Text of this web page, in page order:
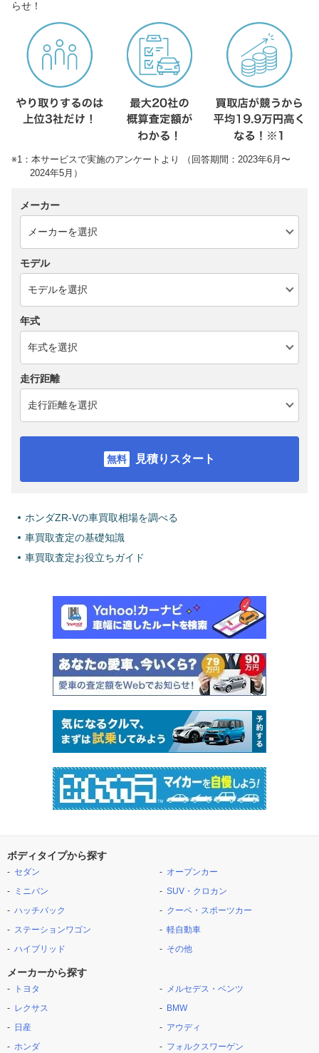
らせ！
※1：本サービスで実施のアンケートより （回答期間：2023年6月〜
2024年5月）
メーカー
モデル
年式
走行距離
見積りスタート
ホンダZR-Vの車買取相場を調べる
車買取査定の基礎知識
車買取査定お役立ちガイド
ボディタイプから探す
セダン
ミニバン
ハッチバック
ステーションワゴン
ハイブリッド
オープンカー
SUV・クロカン
クーペ・スポーツカー
軽自動車
その他
メーカーから探す
トヨタ
レクサス
日産
ホンダ
メルセデス・ベンツ
BMW
アウディ
フォルクスワーゲン